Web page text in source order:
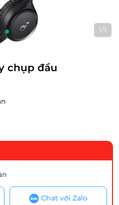
1/1
chụp đầu
Chat với Zalo